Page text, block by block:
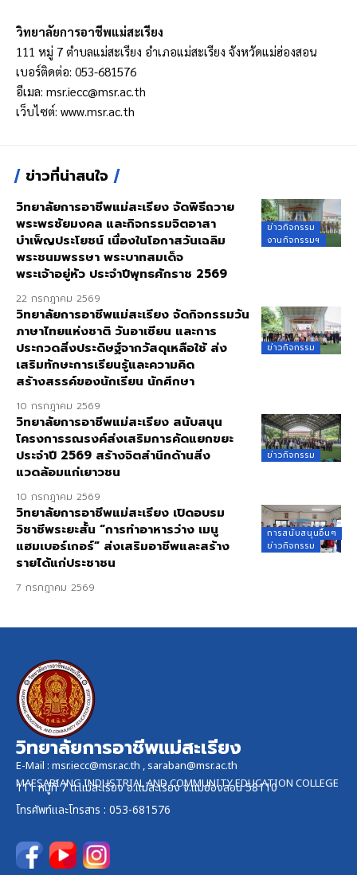
วิทยาลัยการอาชีพแม่สะเรียง
111 หมู่ 7 ตำบลแม่สะเรียง อำเภอแม่สะเรียง จังหวัดแม่ฮ่องสอน
เบอร์ติดต่อ: 053-681576
อีเมล: msr.iecc@msr.ac.th
เว็บไซต์: www.msr.ac.th
ข่าวที่น่าสนใจ
ข่าวกิจกรรม
งานกิจกรรมฯ
วิทยาลัยการอาชีพแม่สะเรียง จัดพิธีถวาย
พระพรชัยมงคล และกิจกรรมจิตอาสา
บำเพ็ญประโยชน์ เนื่องในโอกาสวันเฉลิม
พระชนมพรรษา พระบาทสมเด็จ
พระเจ้าอยู่หัว ประจำปีพุทธศักราช 2569
22 กรกฎาคม 2569
ข่าวกิจกรรม
วิทยาลัยการอาชีพแม่สะเรียง จัดกิจกรรมวัน
ภาษาไทยแห่งชาติ วันอาเซียน และการ
ประกวดสิ่งประดิษฐ์จากวัสดุเหลือใช้ ส่ง
เสริมทักษะการเรียนรู้และความคิด
สร้างสรรค์ของนักเรียน นักศึกษา
10 กรกฎาคม 2569
ข่าวกิจกรรม
วิทยาลัยการอาชีพแม่สะเรียง สนับสนุน
โครงการรณรงค์ส่งเสริมการคัดแยกขยะ
ประจำปี 2569 สร้างจิตสำนึกด้านสิ่ง
แวดล้อมแก่เยาวชน
10 กรกฎาคม 2569
การสนับสนุนอื่นๆ
ข่าวกิจกรรม
วิทยาลัยการอาชีพแม่สะเรียง เปิดอบรม
วิชาชีพระยะสั้น “การทำอาหารว่าง เมนู
แฮมเบอร์เกอร์” ส่งเสริมอาชีพและสร้าง
รายได้แก่ประชาชน
7 กรกฎาคม 2569
วิทยาลัยการอาชีพแม่สะเรียง
E-Mail : msr.iecc@msr.ac.th ,saraban@msr.ac.th
MAESARIANG INDUSTRIAL AND COMMUNITY EDUCATION COLLEGE
111 หมู่ที่ 7 ต.แม่สะเรียง อ.แม่สะเรียง จ.แม่ฮ่องสอน 58110
โทรศัพท์และโทรสาร : 053-681576